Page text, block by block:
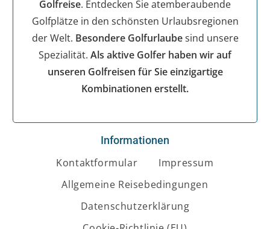
Golfreise. Entdecken Sie atemberaubende
Golfplätze in den schönsten Urlaubsregionen
der Welt. Besondere Golfurlaubesind unsere
Spezialität. Als aktive Golfer haben wir auf
unseren Golfreisen für Sie einzigartige
Kombinationen erstellt.
Informationen
Kontaktformular
Impressum
Allgemeine Reisebedingungen
Datenschutzerklärung